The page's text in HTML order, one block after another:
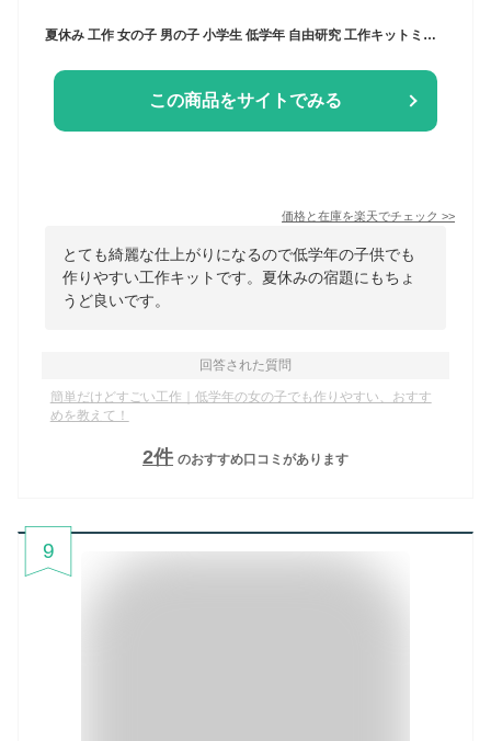
この商品をサイトでみる
価格と在庫を楽天でチェック >>
とても綺麗な仕上がりになるので低学年の子供でも
作りやすい工作キットです。夏休みの宿題にもちょ
うど良いです。
回答された質問
簡単だけどすごい工作｜低学年の女の子でも作りやすい、おすす
めを教えて！
2件 のおすすめ口コミがあります
9